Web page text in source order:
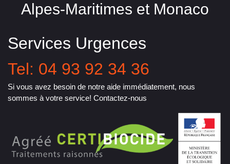
Alpes-Maritimes et Monaco
Services Urgences
Tel: 04 93 92 34 36
Si vous avez besoin de notre aide immédiatement, nous
sommes à votre service! Contactez-nous